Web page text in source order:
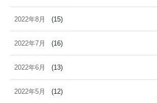
2022年8月 (15)
2022年7月 (16)
2022年6月 (13)
2022年5月 (12)